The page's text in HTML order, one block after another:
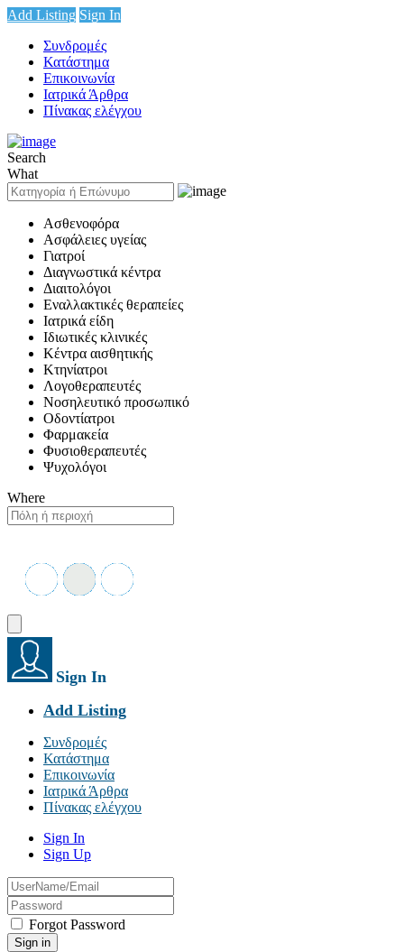
Add Listing Sign In
Συνδρομές
Κατάστημα
Επικοινωνία
Ιατρικά Άρθρα
Πίνακας ελέγχου
Search
What
Ασθενοφόρα
Ασφάλειες υγείας
Γιατροί
Διαγνωστικά κέντρα
Διαιτολόγοι
Εναλλακτικές θεραπείες
Ιατρικά είδη
Ιδιωτικές κλινικές
Κέντρα αισθητικής
Κτηνίατροι
Λογοθεραπευτές
Νοσηλευτικό προσωπικό
Οδοντίατροι
Φαρμακεία
Φυσιοθεραπευτές
Ψυχολόγοι
Where
Sign In
Add Listing
Συνδρομές
Κατάστημα
Επικοινωνία
Ιατρικά Άρθρα
Πίνακας ελέγχου
Sign In
Sign Up
Forgot Password